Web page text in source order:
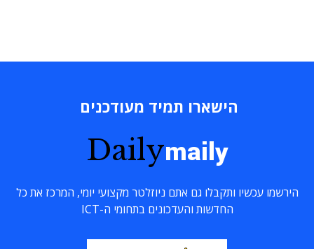
הישארו תמיד מעודכנים
Dailymaily
הירשמו עכשיו ותקבלו גם אתם ניוזלטר מקצועי יומי, המרכז את כל
החדשות והעדכונים בתחומי ה-ICT